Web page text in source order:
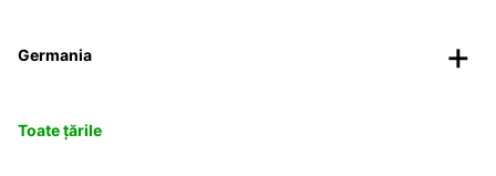
Germania
Toate țările